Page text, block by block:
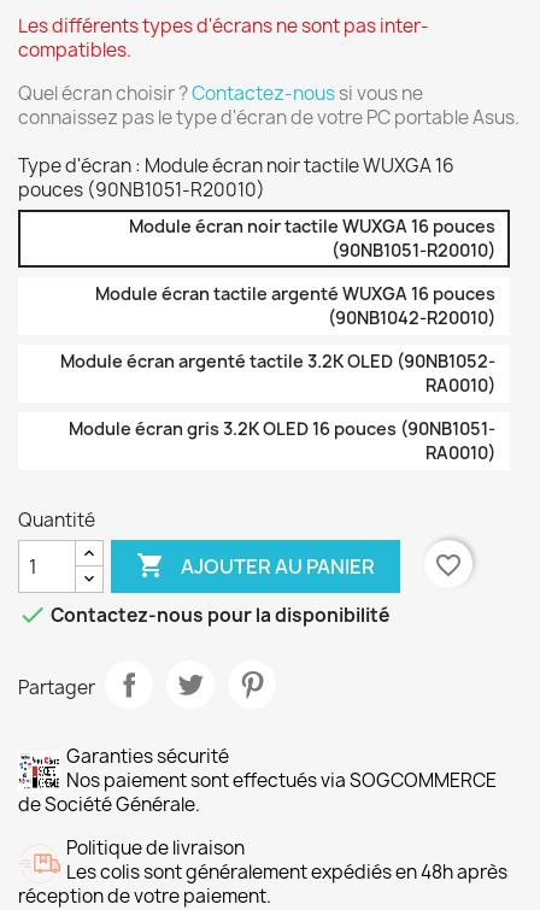
Les différents types d'écrans ne sont pas inter-
compatibles.
Quel écran choisir ?Contactez-noussi vous ne
connaissez pas le type d'écran de votre PC portable Asus.
Type d'écran : Module écran noir tactile WUXGA 16
pouces (90NB1051-R20010)
Module écran noir tactile WUXGA 16 pouces
(90NB1051-R20010)
Module écran tactile argenté WUXGA 16 pouces
(90NB1042-R20010)
Module écran argenté tactile 3.2K OLED (90NB1052-
RA0010)
Module écran gris 3.2K OLED 16 pouces (90NB1051-
RA0010)
Quantité
 AJOUTER AU PANIER
favorite_border
 Contactez-nous pour la disponibilité
Partager
Garanties sécurité
Nos paiement sont effectués via SOGCOMMERCE
de Société Générale.
Politique de livraison
Les colis sont généralement expédiés en 48h après
réception de votre paiement.